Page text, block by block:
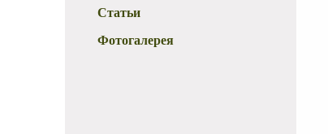
Статьи
Фотогалерея